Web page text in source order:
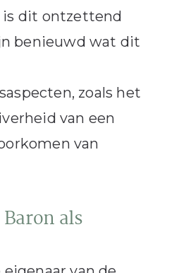
is dit ontzettend
benieuwd wat dit
zoals het
van een
van
als